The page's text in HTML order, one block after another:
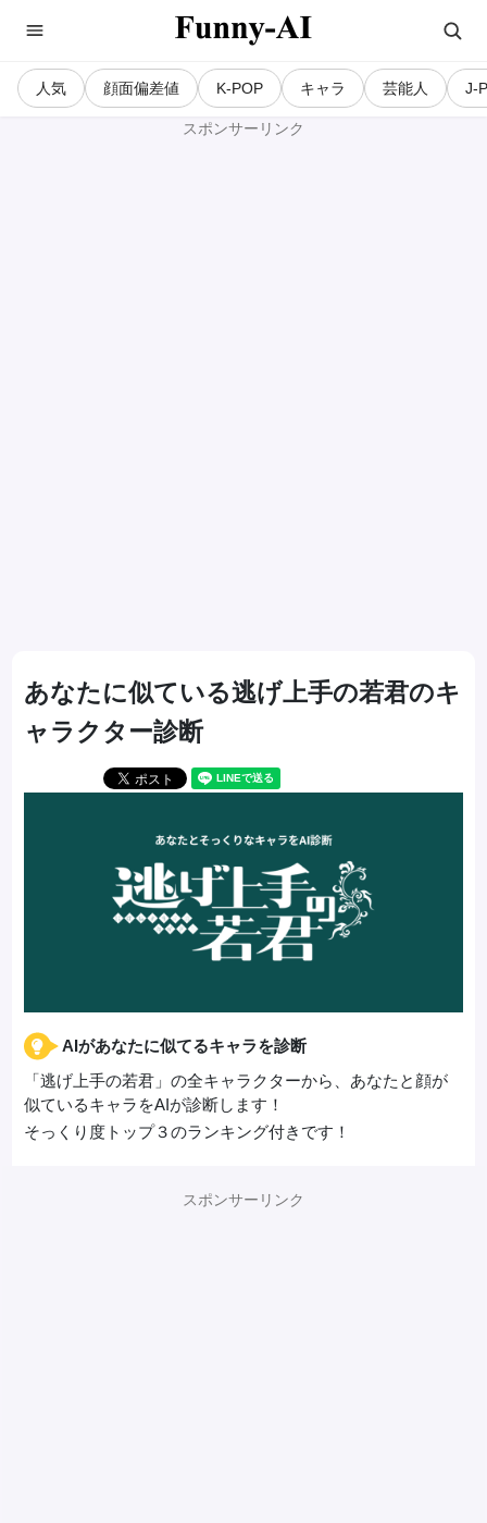
人気 顔面偏差値 K-POP キャラ 芸能人 J-
スポンサーリンク
あなたに似ている逃げ上手の若君のキ
ャラクター診断
AIがあなたに似てるキャラを診断
「逃げ上手の若君」の全キャラクターから、あなたと顔が
似ているキャラをAIが診断します！
そっくり度トップ３のランキング付きです！
スポンサーリンク